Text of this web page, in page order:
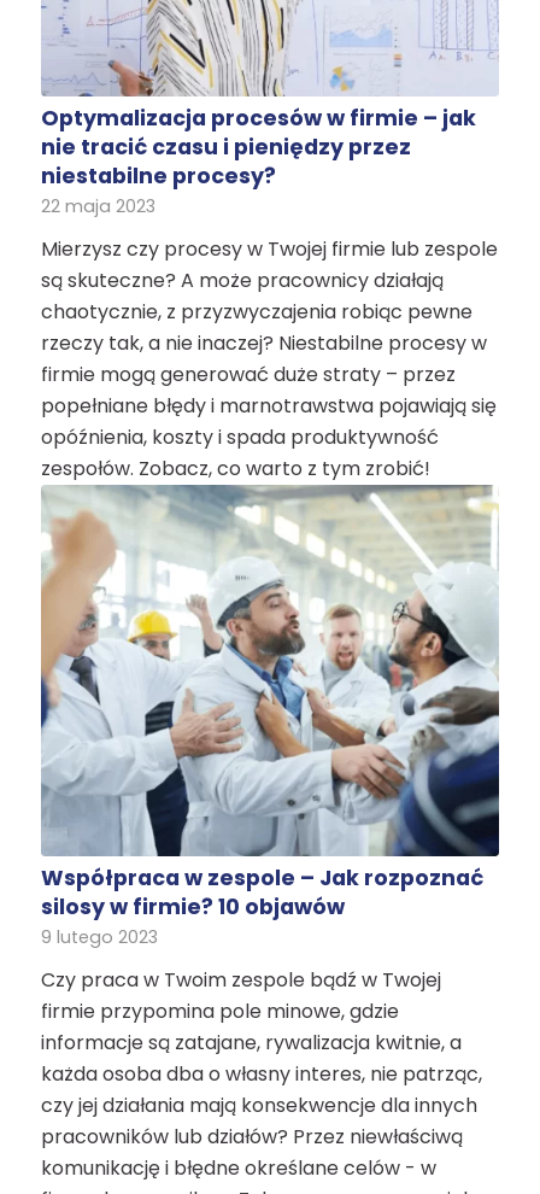
Optymalizacja procesów w firmie – jak
nie tracić czasu i pieniędzy przez
niestabilne procesy?
22 maja 2023
Mierzysz czy procesy w Twojej firmie lub zespole
są skuteczne? A może pracownicy działają
chaotycznie, z przyzwyczajenia robiąc pewne
rzeczy tak, a nie inaczej? Niestabilne procesy w
firmie mogą generować duże straty – przez
popełniane błędy i marnotrawstwa pojawiają się
opóźnienia, koszty i spada produktywność
zespołów. Zobacz, co warto z tym zrobić!
Współpraca w zespole – Jak rozpoznać
silosy w firmie? 10 objawów
9 lutego 2023
Czy praca w Twoim zespole bądź w Twojej
firmie przypomina pole minowe, gdzie
informacje są zatajane, rywalizacja kwitnie, a
każda osoba dba o własny interes, nie patrząc,
czy jej działania mają konsekwencje dla innych
pracowników lub działów? Przez niewłaściwą
komunikację i błędne określane celów - w